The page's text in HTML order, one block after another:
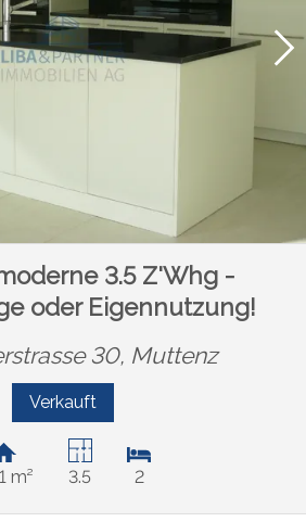
3.5 Z'Whg -
oder Eigennutzung!
30, Muttenz
Verkauft
m² 3.5 2